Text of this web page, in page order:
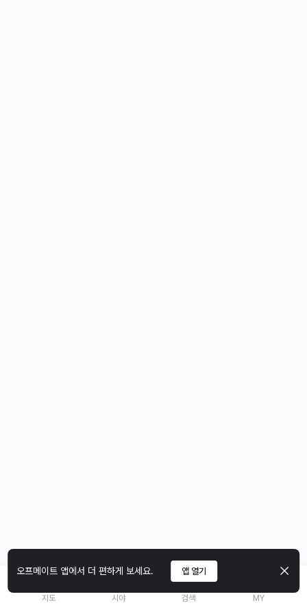
오프메이트 앱에서 더 편하게 보세요. 앱 열기
지도 시야 검색 MY